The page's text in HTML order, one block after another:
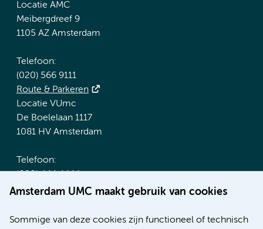
Amsterdam UMC maakt gebruik van cookies
Sommige van deze cookies zijn functioneel of technisch
Locatie AMC
Meibergdreef 9
1105 AZ Amsterdam
Telefoon:
(020) 566 9111
Route & Parkeren
Locatie VUmc
De Boelelaan 1117
1081 HV Amsterdam
Telefoon:
(020) 444 4444
Route & Parkeren
Meer Amsterdam UMC websites: